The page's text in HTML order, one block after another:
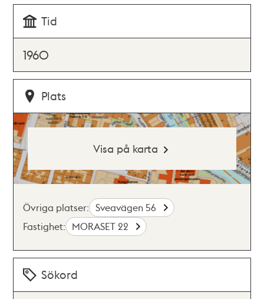
Tid
1960
Plats
Visa på karta
Övriga platser: Sveavägen 56
Fastighet: MORASET 22
Sökord